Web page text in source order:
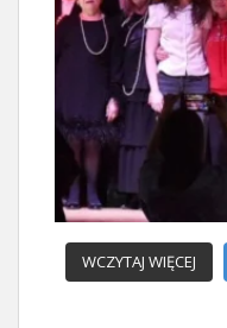
WCZYTAJ WIĘCEJ